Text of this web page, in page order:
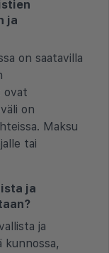
ja
on saatavilla
ovat
on
Maksu
tai
ja
ja
kunnossa,